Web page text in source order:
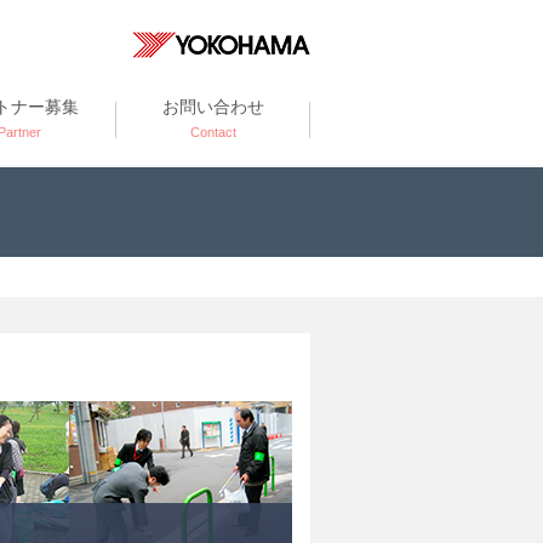
ナー募集 お問い合わせ
Contact